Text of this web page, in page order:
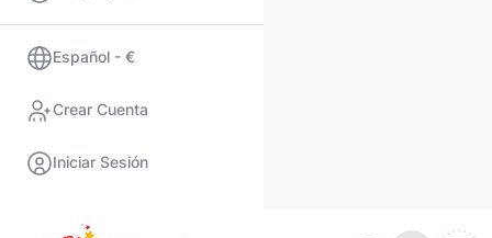
Español - €
Crear Cuenta
Iniciar Sesión